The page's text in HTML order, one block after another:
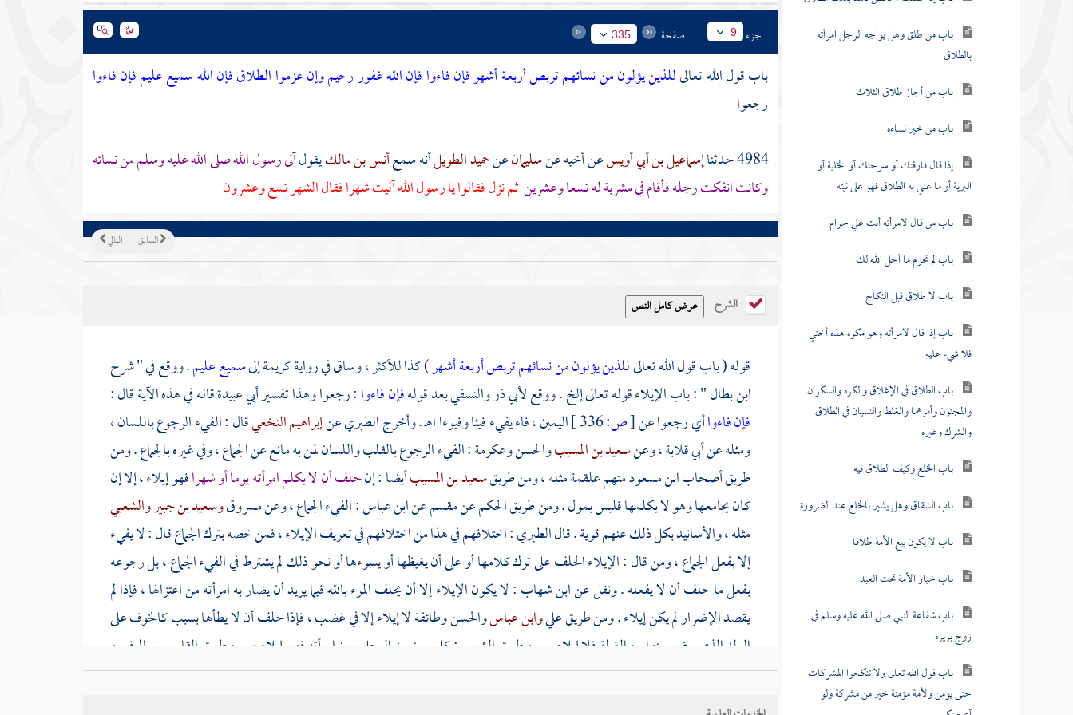
باب من طلق وهل يواجه الرجل امرأته
بالطلاق
باب من أجاز طلاق الثلاث
باب من خير نساءه
إذا قال فارقتك أو سرحتك أو الخلية أو
البرية أو ما عني به الطلاق فهو على نيته
باب من قال لامرأته أنت علي حرام
باب لم تحرم ما أحل الله لك
باب لا طلاق قبل النكاح
باب إذا قال لامرأته وهو مكره هذه أختي
فلا شيء عليه
باب الطلاق في الإغلاق والكره والسكران
والمجنون وأمرهما والغلط والنسيان في الطلاق
والشرك وغيره
باب الخلع وكيف الطلاق فيه
باب الشقاق وهل يشير بالخلع عند الضرورة
باب لا يكون بيع الأمة طلاقا
باب خيار الأمة تحت العبد
باب شفاعة النبي صلى الله عليه وسلم في
زوج بريرة
باب قول الله تعالى ولا تنكحوا المشركات
حتى يؤمن ولأمة مؤمنة خير من مشركة ولو
جزء 9 صفحة 335
باب قول الله تعالىللذين يؤلون من نسائهم تربص أربعة أشهر فإن فاءوا فإن الله غفور رحيم وإن عزموا الطلاق فإن الله سميع عليمفإن فاءوا
رجعوا
4984 حدثنا
إسماعيل بن أبي أويسعنأخيهعنسليمانعنحميد الطويلأنه سمعأنس بن مالكيقولآلى رسول الله صلى الله عليه وسلم من نسائه
وكانت انفكت رجله فأقام في مشربة له تسعا وعشرينثم نزل فقالوا يا رسول الله آليت شهرا فقال الشهر تسع وعشرون
التالي السابق
الشرح
قوله ( باب قول الله تعالىللذين يؤلون من نسائهم تربص أربعة أشهر) كذا للأكثر ، وساق في روايةكريمةإلىسميع عليم. ووقع في " شرح
ابن بطال" : باب الإيلاء قوله تعالى إلخ . ووقعلأبي ذروالنسفيبعد قولهفإن فاءوا: رجعوا وهذا تفسيرأبي عبيدةقاله في هذه الآية قال :
فإن فاءواأي رجعوا عن[ص:336 ] اليمين ، فاء يفيء فيئا وفيوءا اهـ . وأخرجالطبريعنإبراهيم النخعيقال : الفيء الرجوع باللسان ،
ومثله عنأبي قلابة، وعنسعيد بن المسيبوالحسنوعكرمة: الفيء الرجوع بالقلب واللسان لمن به مانع عن الجماع ، وفي غيره بالجماع . ومن
طريق أصحابابن مسعودمنهم علقمة مثله ، ومن طريقسعيد بن المسيبأيضا : إنحلف أن لا يكلم امرأته يوما أو شهرافهو إيلاء ، إلا إن
كان يجامعها وهو لا يكلمها فليس بمول . ومن طريقالحكمعنمقسمعنابن عباس: الفيء الجماع ، وعنمسروقوسعيد بن جبيروالشعبي
مثله ، والأسانيد بكل ذلك عنهم قوية . قالالطبري: اختلافهم في هذا من اختلافهم في تعريف الإيلاء ، فمن خصه بترك الجماع قال : لا يفيء
إلا بفعل الجماع ، ومن قال : الإيلاء الحلف على ترك كلامها أو على أن يغيظها أو يسوءها أو نحو ذلك لم يشترط في الفيء الجماع ، بل رجوعه
بفعل ما حلف أن لا يفعله . ونقل عنابن شهاب: لا يكون الإيلاء إلا أن يحلف المرء بالله فيما يريد أن يضار به امرأته من اعتزالها ، فإذا لم
يقصد الإضرار لم يكن إيلاء . ومن طريقعليوابن عباسوالحسنوطائفة لا إيلاء إلا في غضب ، فإذا حلف أن لا يطأها بسبب كالخوف على
الولد الذي يرضع منها من الغيلة فلا إيلاء . ومن طريق الشعبي : كل يمين بين الرجل وبين امرأته فهي إيلاء ، ومن طريق القاسم وسالمفيمن
قال لامرأته إن كلمتك سنة فأنت طالق: إن مضت أربعة أشهر ولم يكلمها طلقت ، وإن كلمها قبل سنة فهي طالق . ومن طريقيزيد بن
الأصم أن